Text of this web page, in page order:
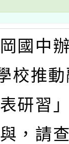
國中
校推
研習
，請